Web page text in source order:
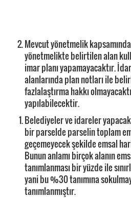
Mevcut yönetmelik
yönetmelikte belirtilen alan
imar planı yapamayacaktır.
alanlarında plan notları ile
fazlalaştırma hakkı
yapılabilecektir.
Belediyeler ve idareler
bir parselde parselin toplam
geçemeyecek şekilde emsal
Bunun anlamı birçok alanın
tanımlanması bir yüzde ile
yani bu %30 tanımına
tanımlanmıştır.